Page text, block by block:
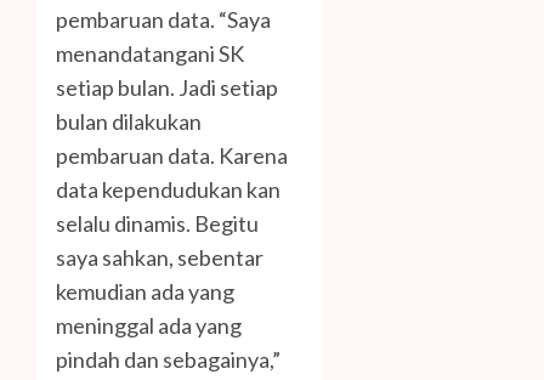
pembaruan data. “Saya
menandatangani SK
setiap bulan. Jadi setiap
bulan dilakukan
pembaruan data. Karena
data kependudukan kan
selalu dinamis. Begitu
saya sahkan, sebentar
kemudian ada yang
meninggal ada yang
pindah dan sebagainya,”